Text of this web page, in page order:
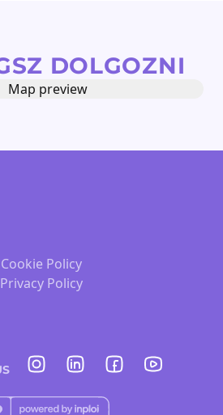
DOLGOZNI
Cookie Policy
Privacy Policy